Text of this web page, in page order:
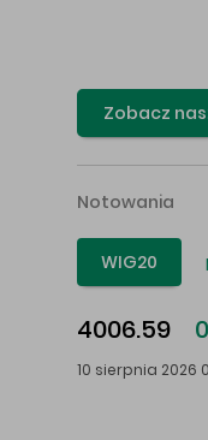
Zobacz
Notowania
WIG20
4006.59
10 sierpnia 2026